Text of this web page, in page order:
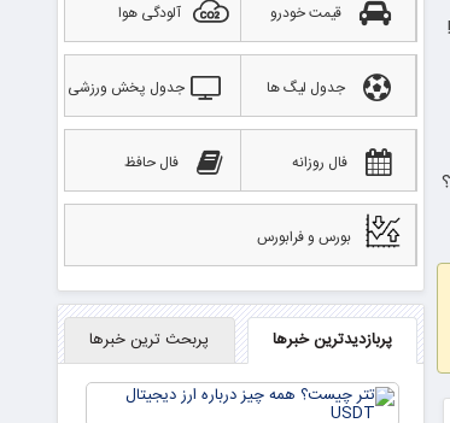
قیمت خودرو آلودگی هوا
جدول لیگ ها جدول پخش ورزشی
فال روزانه فال حافظ
بورس و فرابورس
پربازدیدترین خبرها پربحث ترین خبرها